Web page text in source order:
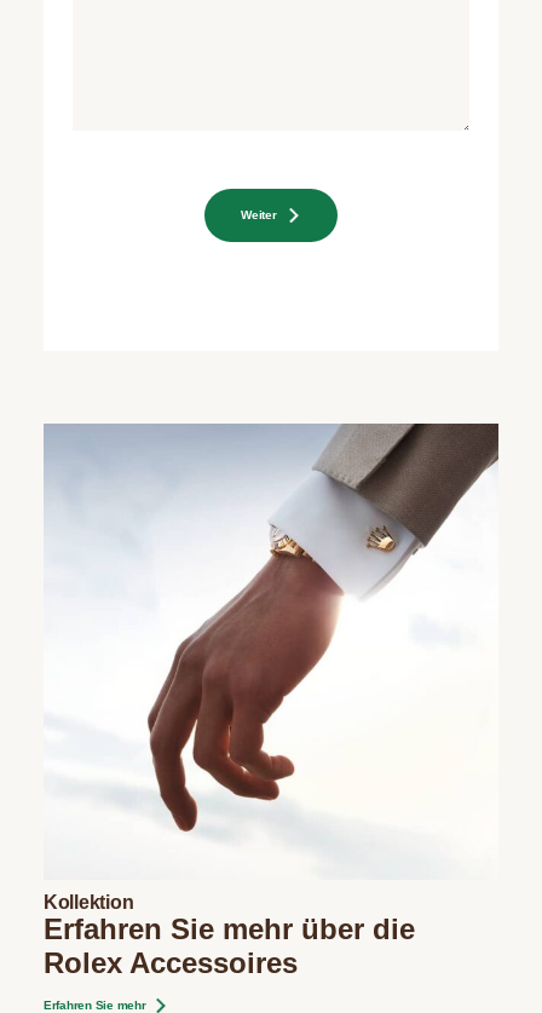
Weiter
Kollektion
Erfahren Sie mehr über die
Rolex Accessoires
Erfahren Sie mehr